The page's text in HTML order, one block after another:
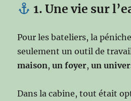
1. Une vie sur
Pour les bateliers, la
seulement un outil de
maison,un foyer,un
Dans la cabine, tout était